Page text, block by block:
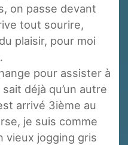
on passe devant
tout sourire,
plaisir, pour moi
pour assister à
déjà qu’un autre
arrivé 3ième au
je suis comme
vieux jogging gris